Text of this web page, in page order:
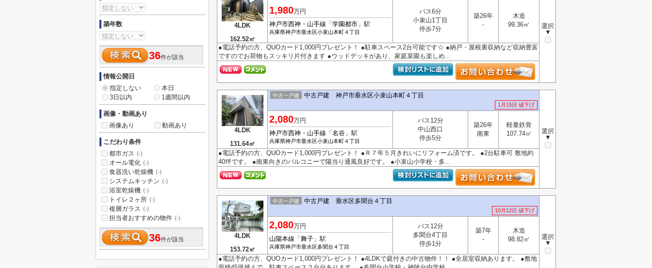
4LDK
162.52㎡
選択
▼
1,980万円
神戸市西神・山手線 「 学園都市 」駅
兵庫県神戸市垂水区小束山本町４丁目
バス6分
小束山1丁目
停歩7分
築26年
-
木造
99.36㎡
●電話予約の方、QUOカード1,000円プレゼント！ ●駐車スペース2台可能です☆ ●納戸・屋根裏収納など収納豊富
ですのでお荷物もスッキリ片付きます ●ウッドデッキがあり、家庭菜園も楽しめ...
4LDK
131.64㎡
中古一戸建 中古戸建 神戸市垂水区小束山本町４丁目
1月15日 値下げ
選択
▼
2,080万円
神戸市西神・山手線 「 名谷 」駅
兵庫県神戸市垂水区小束山本町４丁目
バス12分
中山西口
停歩5分
築26年
南東
軽量鉄骨
107.74㎡
●電話予約の方、QUOカード1,000円プレゼント！ ●Ｒ７年５月きれいにリフォーム済です。 ●2台駐車可 敷地約
40坪です。 ●南東向きのバルコニーで陽当り通風良好です。 ●小束山小学校・多...
4LDK
153.72㎡
中古一戸建 中古戸建 垂水区多聞台４丁目
10月12日 値下げ
選択
▼
2,080万円
山陽本線 「 舞子 」駅
兵庫県神戸市垂水区多聞台 ４丁目
バス12分
多聞台4丁目
停歩1分
築7年
-
木造
98.82㎡
●電話予約の方、QUOカード1,000円プレゼント！ ●4LDKで庭付きの中古物件！！ ●全居室収納あります。 ●敷地
築年数
36件が該当
情報公開日
指定しない
本日
3日以内
1週間以内
画像・動画あり
画像あり
動画あり
こだわり条件
都市ガス (-)
オール電化 (-)
食器洗い乾燥機 (-)
システムキッチン (-)
浴室乾燥機 (-)
トイレ２ヶ所 (-)
複層ガラス (-)
担当者おすすめの物件 (-)
36件が該当